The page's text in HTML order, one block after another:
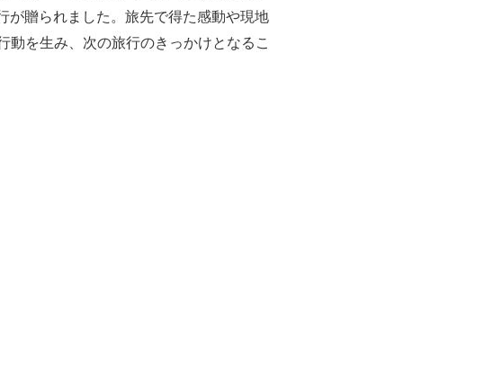
が贈られました。旅先で得た感動や現地
動を生み、次の旅行のきっかけとなるこ